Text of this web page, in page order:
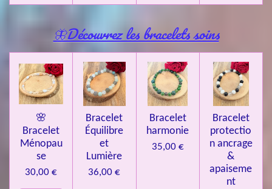
🦋Découvrez les bracelets soins
🌸
Bracelet
Ménopau
se
30,00 €
Bracelet
Équilibre
et
Lumière
36,00 €
Bracelet
harmonie
35,00 €
Bracelet
protectio
n ancrage
&
apaiseme
nt